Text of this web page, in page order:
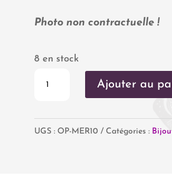
Photo non contractuelle !
8 en stock
de
Ajouter au
UGS :OP-MER10 Catégories :